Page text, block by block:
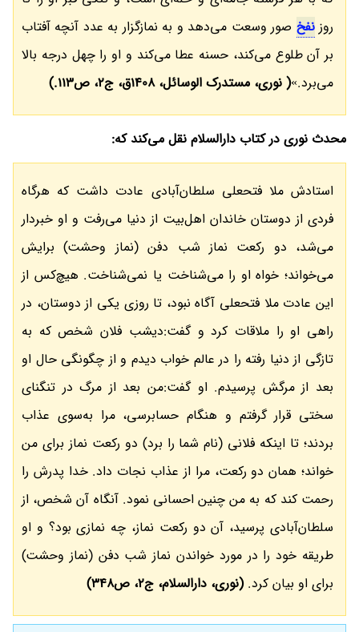
روزنفخ صور وسعت می‌دهد و به نمازگزار به عدد آنچه آفتاب
بر آن طلوع می‌کند، حسنه عطا می‌کند و او را چهل درجه بالا
می‌برد.»( نوری، مستدرک الوسائل، 1408ق، ج2، ص113.)
محدث نوری در کتاب دارالسلام نقل می‌کند که:
استادش ملا فتحعلی سلطان‌آبادی عادت داشت که هرگاه
فردی از دوستان خاندان اهل‌بیت از دنیا می‌رفت و او خبردار
می‌شد، دو رکعت نماز شب دفن (نماز وحشت) برایش
می‌خواند؛ خواه او را می‌شناخت یا نمی‌شناخت. هیچ‌کس از
این عادت ملا فتحعلی آگاه نبود، تا روزی یکی از دوستان، در
راهی او را ملاقات کرد و گفت:دیشب فلان شخص که به
تازگی از دنیا رفته را در عالم خواب دیدم و از چگونگی حال او
بعد از مرگش پرسیدم. او گفت:من بعد از مرگ در تنگنای
سختی قرار گرفتم و هنگام حسابرسی، مرا به‌سوی عذاب
بردند؛ تا اینکه فلانی (نام شما را برد) دو رکعت نماز برای من
خواند؛ همان دو رکعت، مرا از عذاب نجات داد. خدا پدرش را
رحمت کند که به من چنین احسانی نمود. آنگاه آن شخص، از
سلطان‌آبادی پرسید، آن دو رکعت نماز، چه نمازی بود؟ و او
طریقه خود را در مورد خواندن نماز شب دفن (نماز وحشت)
برای او بیان کرد. (نوری، دارالسلام، ج2، ص348)